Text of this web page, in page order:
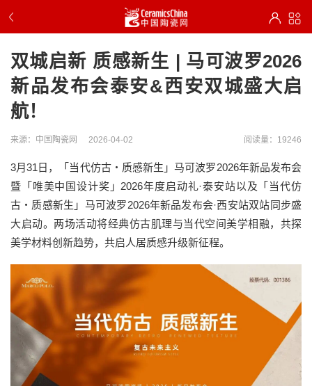
双城启新 质感新生 | 马可波罗2026
新品发布会泰安&西安双城盛大启
航！
来源：中国陶瓷网 2026-04-02 阅读量：19246
3月31日，「当代仿古・质感新生」马可波罗2026年新品发布会
暨「唯美中国设计奖」2026年度启动礼·泰安站以及「当代仿
古・质感新生」马可波罗2026年新品发布会·西安站双站同步盛
大启动。两场活动将经典仿古肌理与当代空间美学相融，共探
美学材料创新趋势，共启人居质感升级新征程。